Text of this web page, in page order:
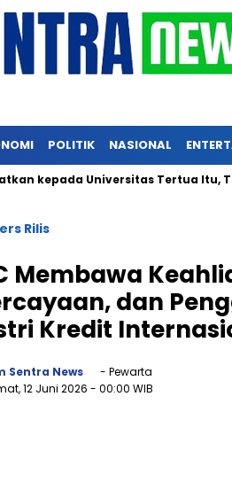
POLITIK NASIONAL
Universitas Tertua Itu,
Rilis
Membawa
dan
Kredit
Sentra News
- Pewarta
12 Juni 2026 - 00:00 WIB